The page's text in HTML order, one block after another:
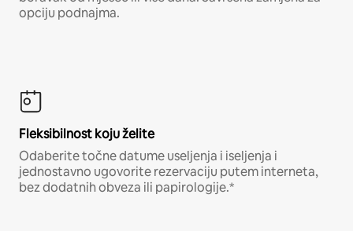
opciju podnajma.
Fleksibilnost koju želite
Odaberite točne datume useljenja i iseljenja i
jednostavno ugovorite rezervaciju putem interneta,
bez dodatnih obveza ili papirologije.*